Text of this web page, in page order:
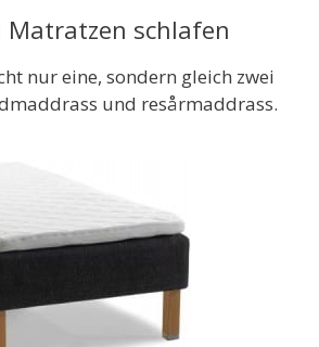
Matratzen schlafen
nur eine, sondern gleich zwei
und resårmaddrass.